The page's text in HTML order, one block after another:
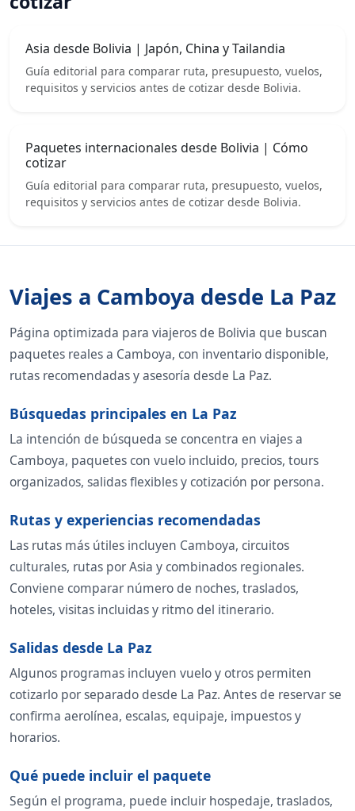
Asia desde Bolivia | Japón, China y Tailandia
Guía editorial para comparar ruta, presupuesto, vuelos,
requisitos y servicios antes de cotizar desde Bolivia.
Paquetes internacionales desde Bolivia | Cómo
cotizar
Guía editorial para comparar ruta, presupuesto, vuelos,
requisitos y servicios antes de cotizar desde Bolivia.
Viajes a Camboya desde La Paz
Página optimizada para viajeros de Bolivia que buscan
paquetes reales a Camboya, con inventario disponible,
rutas recomendadas y asesoría desde La Paz.
Búsquedas principales en La Paz
La intención de búsqueda se concentra en viajes a
Camboya, paquetes con vuelo incluido, precios, tours
organizados, salidas flexibles y cotización por persona.
Rutas y experiencias recomendadas
Las rutas más útiles incluyen Camboya, circuitos
culturales, rutas por Asia y combinados regionales.
Conviene comparar número de noches, traslados,
hoteles, visitas incluidas y ritmo del itinerario.
Salidas desde La Paz
Algunos programas incluyen vuelo y otros permiten
cotizarlo por separado desde La Paz. Antes de reservar se
confirma aerolínea, escalas, equipaje, impuestos y
horarios.
Qué puede incluir el paquete
Según el programa, puede incluir hospedaje, traslados,